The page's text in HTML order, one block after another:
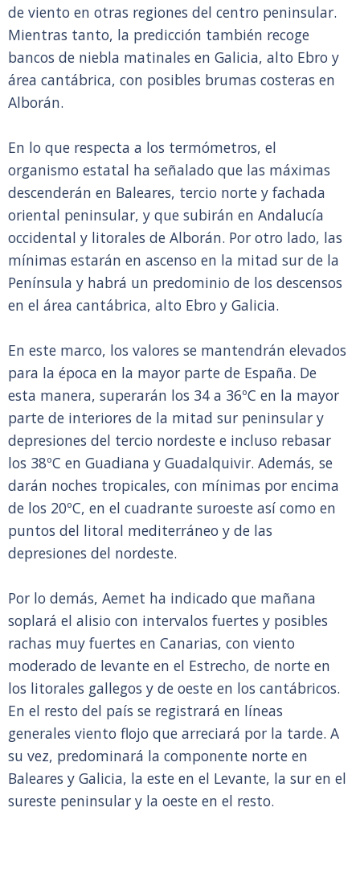
de viento en otras regiones del centro peninsular.
Mientras tanto, la predicción también recoge
bancos de niebla matinales en Galicia, alto Ebro y
área cantábrica, con posibles brumas costeras en
Alborán.
En lo que respecta a los termómetros, el
organismo estatal ha señalado que las máximas
descenderán en Baleares, tercio norte y fachada
oriental peninsular, y que subirán en Andalucía
occidental y litorales de Alborán. Por otro lado, las
mínimas estarán en ascenso en la mitad sur de la
Península y habrá un predominio de los descensos
en el área cantábrica, alto Ebro y Galicia.
En este marco, los valores se mantendrán elevados
para la época en la mayor parte de España. De
esta manera, superarán los 34 a 36ºC en la mayor
parte de interiores de la mitad sur peninsular y
depresiones del tercio nordeste e incluso rebasar
los 38ºC en Guadiana y Guadalquivir. Además, se
darán noches tropicales, con mínimas por encima
de los 20ºC, en el cuadrante suroeste así como en
puntos del litoral mediterráneo y de las
depresiones del nordeste.
Por lo demás, Aemet ha indicado que mañana
soplará el alisio con intervalos fuertes y posibles
rachas muy fuertes en Canarias, con viento
moderado de levante en el Estrecho, de norte en
los litorales gallegos y de oeste en los cantábricos.
En el resto del país se registrará en líneas
generales viento flojo que arreciará por la tarde. A
su vez, predominará la componente norte en
Baleares y Galicia, la este en el Levante, la sur en el
sureste peninsular y la oeste en el resto.